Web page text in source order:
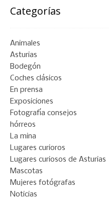
Categorías
Animales
Asturias
Bodegón
Coches clásicos
En prensa
Exposiciones
Fotografía consejos
hórreos
La mina
Lugares curioros
Lugares curiosos de Asturias
Mascotas
Mujeres fotógrafas
Noticias